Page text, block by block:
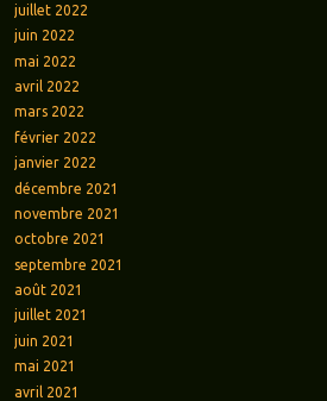
juillet 2022
juin 2022
mai 2022
avril 2022
mars 2022
février 2022
janvier 2022
décembre 2021
novembre 2021
octobre 2021
septembre 2021
août 2021
juillet 2021
juin 2021
mai 2021
avril 2021